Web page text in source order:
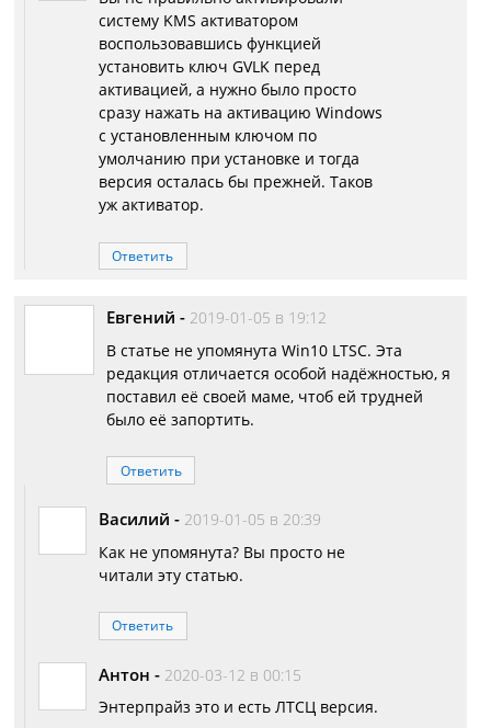
систему KMS активатором
воспользовавшись функцией
установить ключ GVLK перед
активацией, а нужно было просто
сразу нажать на активацию Windows
с установленным ключом по
умолчанию при установке и тогда
версия осталась бы прежней. Таков
уж активатор.
Ответить
Евгений - 2019-01-05 в 19:12
В статье не упомянута Win10 LTSC. Эта
редакция отличается особой надёжностью, я
поставил её своей маме, чтоб ей трудней
было её запортить.
Ответить
Василий - 2019-01-05 в 20:39
Как не упомянута? Вы просто не
читали эту статью.
Ответить
Антон - 2020-03-12 в 00:15
Энтерпрайз это и есть ЛТСЦ версия.